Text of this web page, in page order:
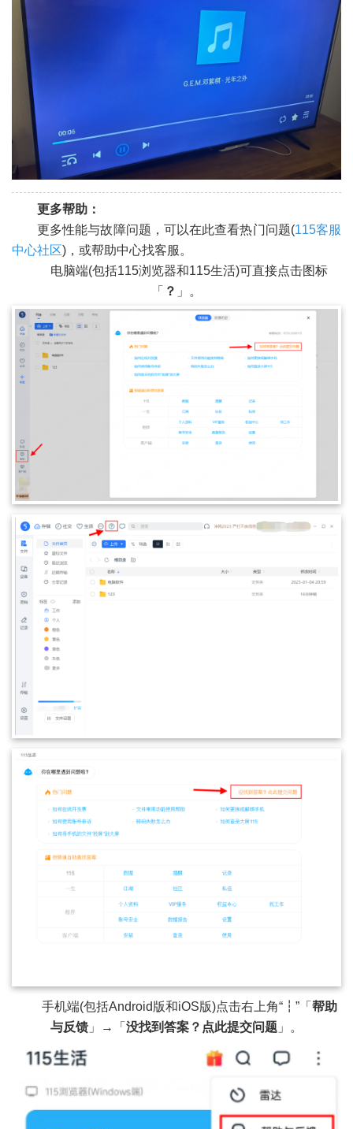
更多帮助：
更多性能与故障问题，可以在此查看热门问题(115客服
中心社区)，或帮助中心找客服。
电脑端(包括115浏览器和115生活)可直接点击图标
「 ？ 」。
手机端(包括Android版和iOS版)点击右上角“┇”「 帮助
与反馈 」→「 没找到答案？点此提交问题 」。